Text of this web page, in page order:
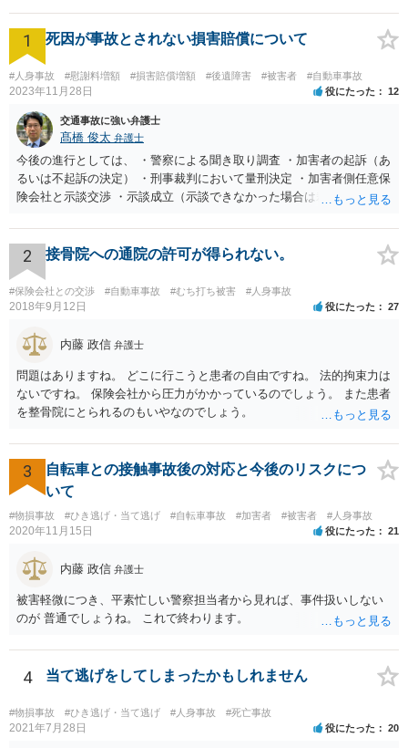
1 死因が事故とされない損害賠償について
#人身事故 #慰謝料増額 #損害賠償増額 #後遺障害 #被害者 #自動車事故
2023年11月28日 役にたった 12
交通事故に強い弁護士
髙橋 俊太 弁護士
今後の進行としては、 ・警察による聞き取り調査 ・加害者の起訴（あ
るいは不起訴の決定） ・刑事裁判において量刑決定 ・加害者側任意保
険会社と示談交渉 ・示談成立（示談できなかった場合は裁判） となり
加害者に対する処罰感情など尋ねられるはずですので、率直にお答え
になるとよいと思います。
2 接骨院への通院の許可が得られない。
#保険会社との交渉 #自動車事故 #むち打ち被害 #人身事故
2018年9月12日 役にたった 27
内藤 政信 弁護士
問題はありますね。 どこに行こうと患者の自由ですね。 法的拘束力は
ないですね。 保険会社から圧力がかかっているのでしょう。 また患者
を整骨院にとられるのもいやなのでしょう。
3
自転車との接触事故後の対応と今後のリスクにつ
いて
#物損事故 #ひき逃げ・当て逃げ #自転車事故 #加害者 #被害者 #人身事故
2020年11月15日 役にたった 21
内藤 政信 弁護士
被害軽微につき、平素忙しい警察担当者から見れば、事件扱いしない
のが 普通でしょうね。 これで終わります。
4 当て逃げをしてしまったかもしれません
#物損事故 #ひき逃げ・当て逃げ #人身事故 #死亡事故
2021年7月28日 役にたった 20